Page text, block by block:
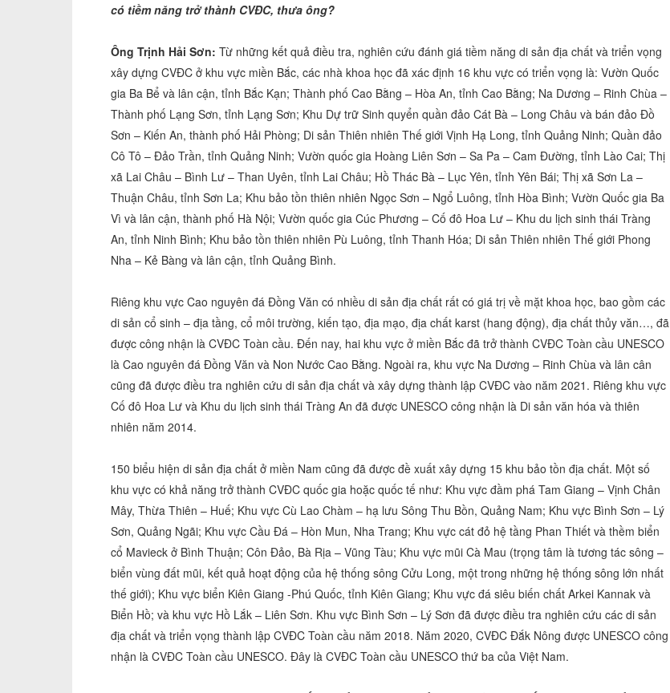
có tiềm năng trở thành CVĐC, thưa ông?
Ông Trịnh Hải Sơn: Từ những kết quả điều tra, nghiên cứu đánh giá tiềm năng di sản địa chất và triển vọng
xây dựng CVĐC ở khu vực miền Bắc, các nhà khoa học đã xác định 16 khu vực có triển vọng là: Vườn Quốc
gia Ba Bể và lân cận, tỉnh Bắc Kạn; Thành phố Cao Bằng – Hòa An, tỉnh Cao Bằng; Na Dương – Rinh Chùa –
Thành phố Lạng Sơn, tỉnh Lạng Sơn; Khu Dự trữ Sinh quyển quần đảo Cát Bà – Long Châu và bán đảo Đồ
Sơn – Kiến An, thành phố Hải Phòng; Di sản Thiên nhiên Thế giới Vịnh Hạ Long, tỉnh Quảng Ninh; Quần đảo
Cô Tô – Đảo Trần, tỉnh Quảng Ninh; Vườn quốc gia Hoàng Liên Sơn – Sa Pa – Cam Đường, tỉnh Lào Cai; Thị
xã Lai Châu – Bình Lư – Than Uyên, tỉnh Lai Châu; Hồ Thác Bà – Lục Yên, tỉnh Yên Bái; Thị xã Sơn La –
Thuận Châu, tỉnh Sơn La; Khu bảo tồn thiên nhiên Ngọc Sơn – Ngổ Luông, tỉnh Hòa Bình; Vườn Quốc gia Ba
Vì và lân cận, thành phố Hà Nội; Vườn quốc gia Cúc Phương – Cố đô Hoa Lư – Khu du lịch sinh thái Tràng
An, tỉnh Ninh Bình; Khu bảo tồn thiên nhiên Pù Luông, tỉnh Thanh Hóa; Di sản Thiên nhiên Thế giới Phong
Nha – Kẻ Bàng và lân cận, tỉnh Quảng Bình.
Riêng khu vực Cao nguyên đá Đồng Văn có nhiều di sản địa chất rất có giá trị về mặt khoa học, bao gồm các
di sản cổ sinh – địa tầng, cổ môi trường, kiến tạo, địa mạo, địa chất karst (hang động), địa chất thủy văn…, đã
được công nhận là CVĐC Toàn cầu. Đến nay, hai khu vực ở miền Bắc đã trở thành CVĐC Toàn cầu UNESCO
là Cao nguyên đá Đồng Văn và Non Nước Cao Bằng. Ngoài ra, khu vực Na Dương – Rinh Chùa và lân cân
cũng đã được điều tra nghiên cứu di sản địa chất và xây dựng thành lập CVĐC vào năm 2021. Riêng khu vực
Cố đô Hoa Lư và Khu du lịch sinh thái Tràng An đã được UNESCO công nhận là Di sản văn hóa và thiên
nhiên năm 2014.
150 biểu hiện di sản địa chất ở miền Nam cũng đã được đề xuất xây dựng 15 khu bảo tồn địa chất. Một số
khu vực có khả năng trở thành CVĐC quốc gia hoặc quốc tế như: Khu vực đầm phá Tam Giang – Vịnh Chân
Mây, Thừa Thiên – Huế; Khu vực Cù Lao Chàm – hạ lưu Sông Thu Bồn, Quảng Nam; Khu vực Bình Sơn – Lý
Sơn, Quảng Ngãi; Khu vực Cầu Đá – Hòn Mun, Nha Trang; Khu vực cát đỏ hệ tầng Phan Thiết và thềm biển
cổ Mavieck ở Bình Thuận; Côn Đảo, Bà Rịa – Vũng Tàu; Khu vực mũi Cà Mau (trọng tâm là tương tác sông –
biển vùng đất mũi, kết quả hoạt động của hệ thống sông Cửu Long, một trong những hệ thống sông lớn nhất
thế giới); Khu vực biển Kiên Giang -Phú Quốc, tỉnh Kiên Giang; Khu vực đá siêu biến chất Arkei Kannak và
Biển Hồ; và khu vực Hồ Lắk – Liên Sơn. Khu vực Bình Sơn – Lý Sơn đã được điều tra nghiên cứu các di sản
địa chất và triển vọng thành lập CVĐC Toàn cầu năm 2018. Năm 2020, CVĐC Đắk Nông được UNESCO công
nhận là CVĐC Toàn cầu UNESCO. Đây là CVĐC Toàn cầu UNESCO thứ ba của Việt Nam.